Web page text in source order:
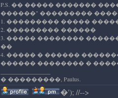
P.S. �� ����� �������
������" ���������
1. ��������� �����
2. ��������� ������
3. ����� ��������
��
4. ����� � ������
������ �������� �
� ���������, Paulus.
�'); //-->